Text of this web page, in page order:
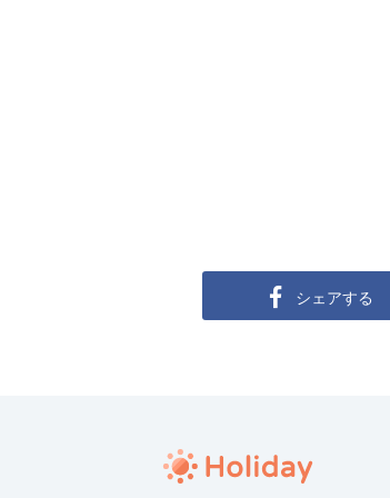
シェアする